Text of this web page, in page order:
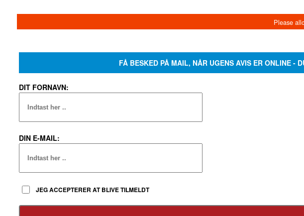
FÅ BESKED PÅ MAIL, NÅR UGENS AVIS ER ONLINE -
DIT FORNAVN:
DIN E-MAIL:
JEG ACCEPTERER AT BLIVE TILMELDT